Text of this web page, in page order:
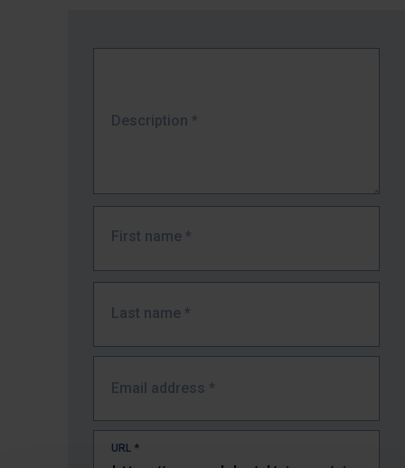
Description *
First name *
Last name *
Email address *
URL *